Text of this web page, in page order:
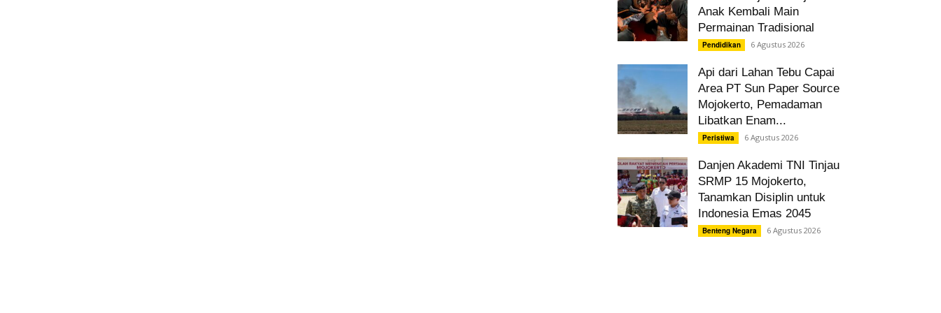
Anak Kembali Main
Permainan Tradisional
Pendidikan 6 Agustus 2026
Api dari Lahan Tebu Capai
Area PT Sun Paper Source
Mojokerto, Pemadaman
Libatkan Enam...
Peristiwa 6 Agustus 2026
Danjen Akademi TNI Tinjau
SRMP 15 Mojokerto,
Tanamkan Disiplin untuk
Indonesia Emas 2045
Benteng Negara 6 Agustus 2026